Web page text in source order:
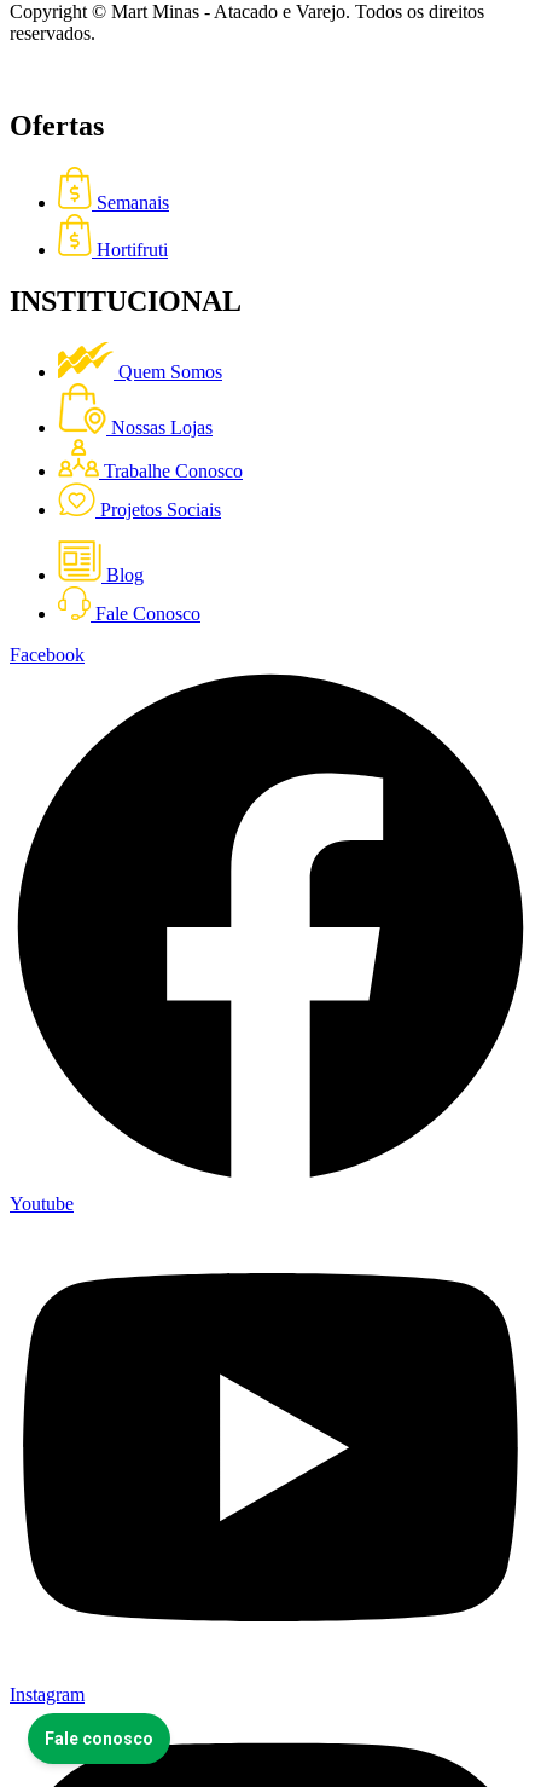
Copyright © Mart Minas - Atacado e Varejo. Todos os direitos
reservados.
Ofertas
Semanais
Hortifruti
INSTITUCIONAL
Quem Somos
Nossas Lojas
Trabalhe Conosco
Projetos Sociais
Blog
Fale Conosco
Facebook
Youtube
Instagram